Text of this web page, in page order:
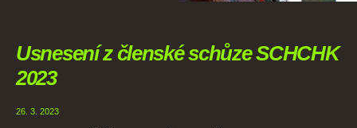
Usnesení z členské schůze SCHCHK
2023
26. 3. 2023